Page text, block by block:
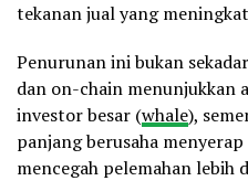
tekanan jual yang
Penurunan ini bukan
dan on-chain menunjukkan
investor besar (whale),
panjang berusaha
mencegah pelemahan lebih